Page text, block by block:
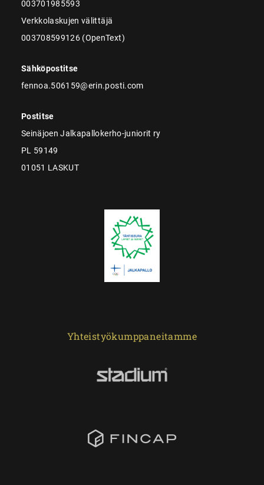
003701985593
Verkkolaskujen välittäjä
003708599126 (OpenText)
Sähköpostitse
fennoa.506159@erin.posti.com
Postitse
Seinäjoen Jalkapallokerho-juniorit ry
PL 59149
01051 LASKUT
Yhteistyökumppaneitamme